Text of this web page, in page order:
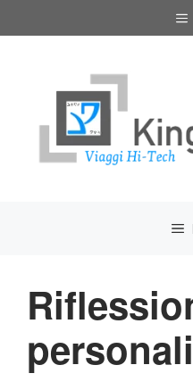
al
personali